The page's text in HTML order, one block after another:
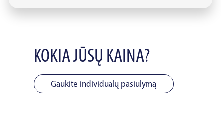
KOKIA JŪSŲ KAINA?
Gaukite individualų pasiūlymą